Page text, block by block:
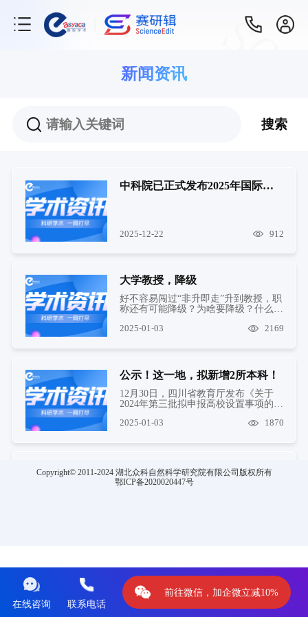
新闻资讯
搜索
中科院已正式发布2025年国际期刊预警名单（含2020-2024年预警名单）
2025-12-22 912
大学教授，降级
好不容易闯过“非升即走”升到教授，职
称还有可能降级？为啥要降级？什么情
2025-01-03 2169
公示！这一地，拟新增2所本科！
12月30日，四川省教育厅发布《关于
2024年第三批拟申报高校设置事项的公
2025-01-03 1870
211，揭牌新学院！
12月28日，南昌大学卓越工程师学院揭
翻译后修饰（PTMs）在肝细胞癌
（HCC）中起着关键作用。然而，
PTMs修饰位点在HCC中蛋白质二级...
2025-01-03 1963
Copyright© 2011-2024 湖北众科自然科学研究院有限公司版权所有
鄂ICP备2020020447号
在线咨询 联系电话
前往微信，加企微立减10%